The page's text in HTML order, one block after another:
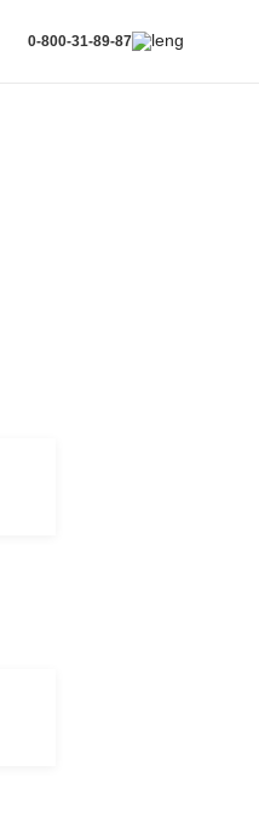
0-800-31-89-87